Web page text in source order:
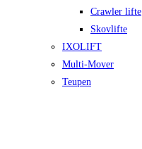
Crawler lifte
Skovlifte
IXOLIFT
Multi-Mover
Teupen